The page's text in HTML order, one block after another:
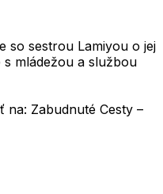
so sestrou Lamiyou o jej
mládežou a službou
na: Zabudnuté Cesty –